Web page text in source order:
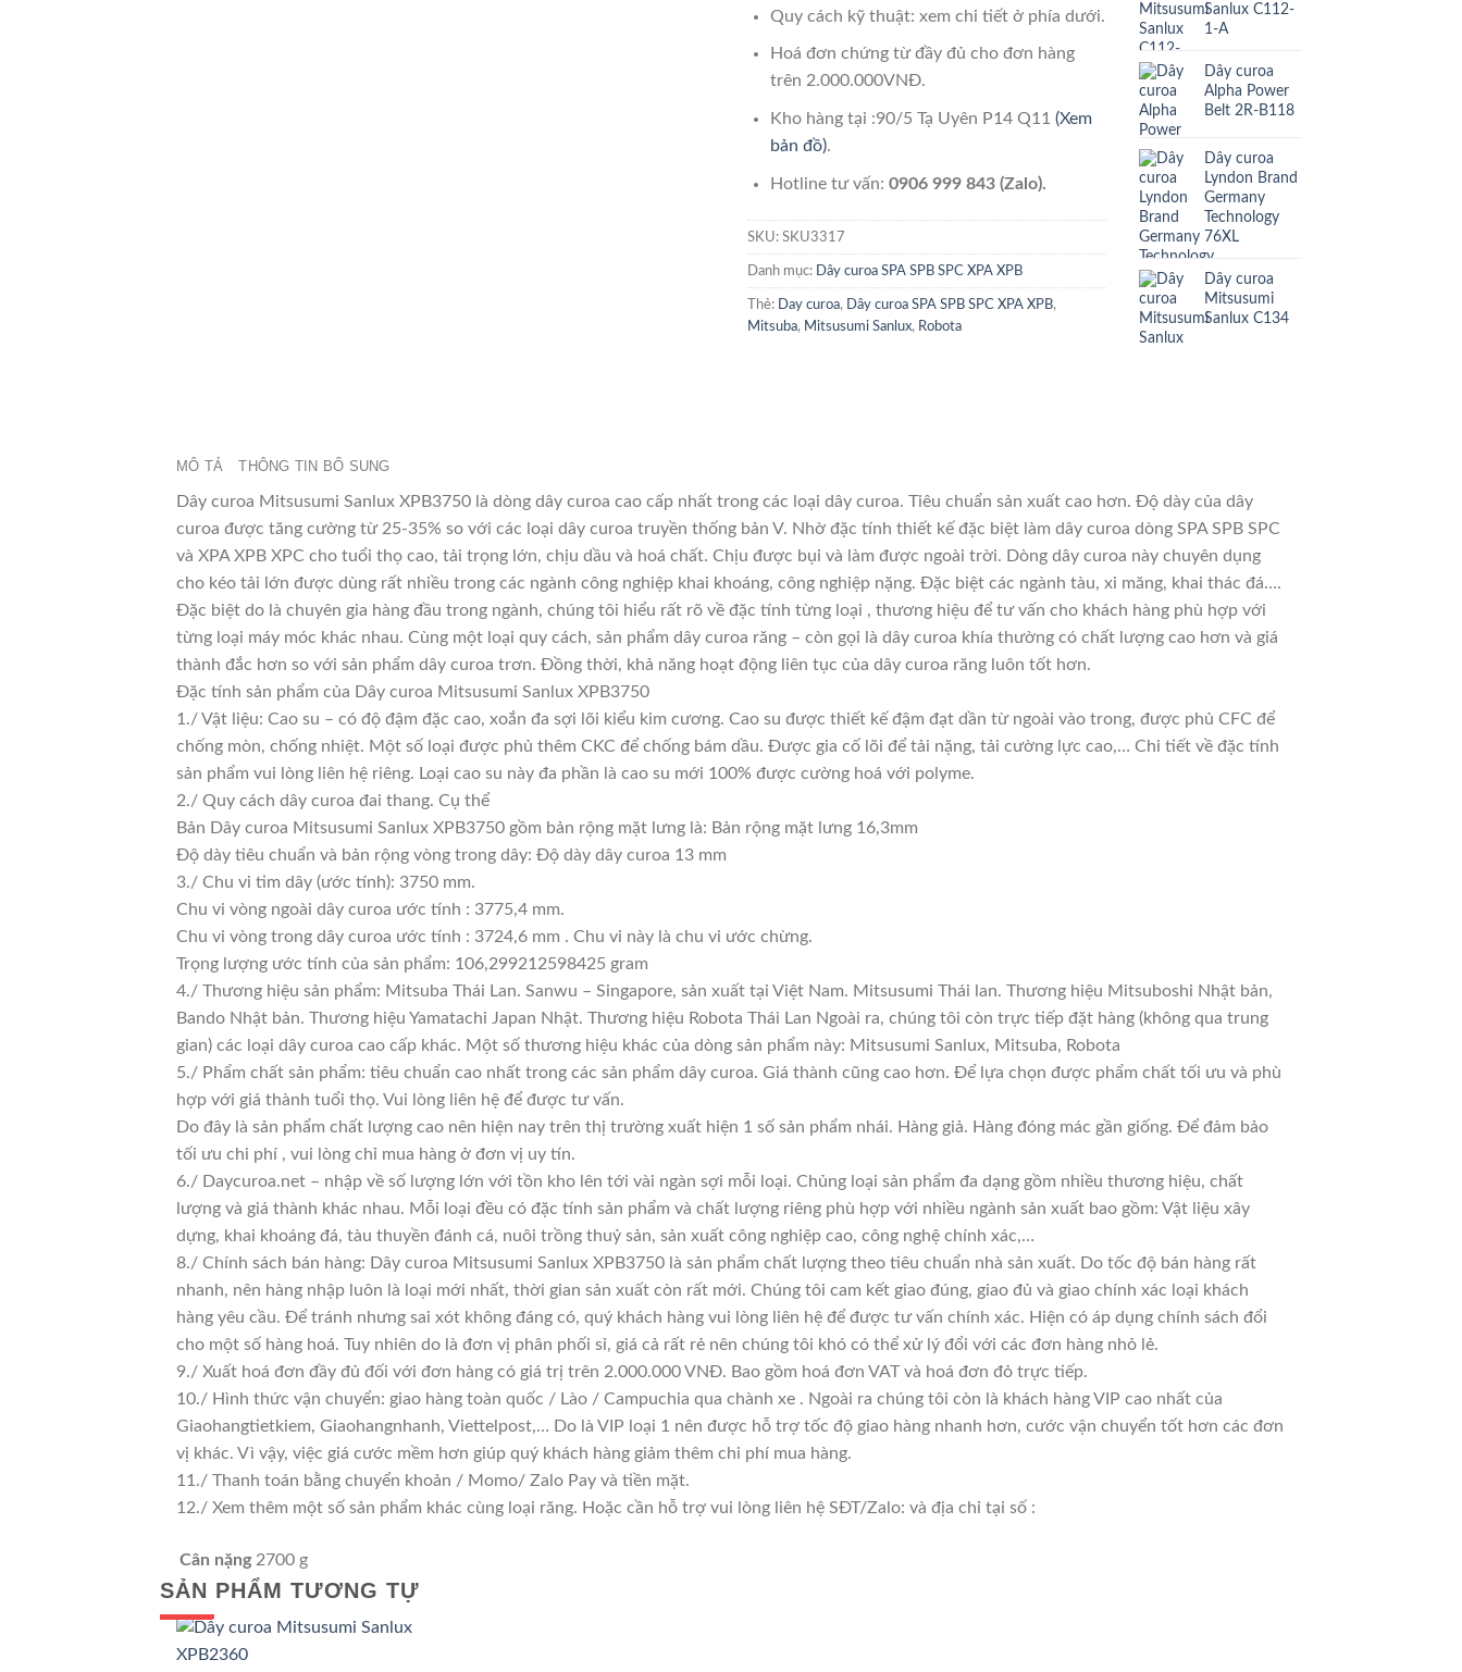
Quy cách kỹ thuật: xem chi tiết ở phía dưới.
Hoá đơn chứng từ đầy đủ cho đơn hàng
trên 2.000.000VNĐ.
Kho hàng tại :90/5 Tạ Uyên P14 Q11 (Xem
bản đồ).
Hotline tư vấn: 0906 999 843 (Zalo).
SKU: SKU3317
Danh mục: Dây curoa SPA SPB SPC XPA XPB
Thẻ: Day curoa, Dây curoa SPA SPB SPC XPA XPB,
Mitsuba, Mitsusumi Sanlux, Robota
Sanlux C112-
1-A
Dây curoa
Alpha Power
Belt 2R-B118
Dây curoa
Lyndon Brand
Germany
Technology
76XL
Dây curoa
Mitsusumi
Sanlux C134
MÔ TẢ THÔNG TIN BỔ SUNG
Dây curoa Mitsusumi Sanlux XPB3750 là dòng dây curoa cao cấp nhất trong các loại dây curoa. Tiêu chuẩn sản xuất cao hơn. Độ dày của dây
curoa được tăng cường từ 25-35% so với các loại dây curoa truyền thống bản V. Nhờ đặc tính thiết kế đặc biệt làm dây curoa dòng SPA SPB SPC
và XPA XPB XPC cho tuổi thọ cao, tải trọng lớn, chịu dầu và hoá chất. Chịu được bụi và làm được ngoài trời. Dòng dây curoa này chuyên dụng
cho kéo tải lớn được dùng rất nhiều trong các ngành công nghiệp khai khoáng, công nghiệp nặng. Đặc biệt các ngành tàu, xi măng, khai thác đá….
Đặc biệt do là chuyên gia hàng đầu trong ngành, chúng tôi hiểu rất rõ về đặc tính từng loại , thương hiệu để tư vấn cho khách hàng phù hợp với
từng loại máy móc khác nhau. Cùng một loại quy cách, sản phẩm dây curoa răng – còn gọi là dây curoa khía thường có chất lượng cao hơn và giá
thành đắc hơn so với sản phẩm dây curoa trơn. Đồng thời, khả năng hoạt động liên tục của dây curoa răng luôn tốt hơn.
Đặc tính sản phẩm của Dây curoa Mitsusumi Sanlux XPB3750
1./ Vật liệu: Cao su – có độ đậm đặc cao, xoắn đa sợi lõi kiểu kim cương. Cao su được thiết kế đậm đạt dần từ ngoài vào trong, được phủ CFC để
chống mòn, chống nhiệt. Một số loại được phủ thêm CKC để chống bám dầu. Được gia cố lõi để tải nặng, tải cường lực cao,… Chi tiết về đặc tính
sản phẩm vui lòng liên hệ riêng. Loại cao su này đa phần là cao su mới 100% được cường hoá với polyme.
2./ Quy cách dây curoa đai thang. Cụ thể
Bản Dây curoa Mitsusumi Sanlux XPB3750 gồm bản rộng mặt lưng là: Bản rộng mặt lưng 16,3mm
Độ dày tiêu chuẩn và bản rộng vòng trong dây: Độ dày dây curoa 13 mm
3./ Chu vi tim dây (ước tính): 3750 mm.
Chu vi vòng ngoài dây curoa ước tính : 3775,4 mm.
Chu vi vòng trong dây curoa ước tính : 3724,6 mm . Chu vi này là chu vi ước chừng.
Trọng lượng ước tính của sản phẩm: 106,299212598425 gram
4./ Thương hiệu sản phẩm: Mitsuba Thái Lan. Sanwu – Singapore, sản xuất tại Việt Nam. Mitsusumi Thái lan. Thương hiệu Mitsuboshi Nhật bản,
Bando Nhật bản. Thương hiệu Yamatachi Japan Nhật. Thương hiệu Robota Thái Lan Ngoài ra, chúng tôi còn trực tiếp đặt hàng (không qua trung
gian) các loại dây curoa cao cấp khác. Một số thương hiệu khác của dòng sản phẩm này: Mitsusumi Sanlux, Mitsuba, Robota
5./ Phẩm chất sản phẩm: tiêu chuẩn cao nhất trong các sản phẩm dây curoa. Giá thành cũng cao hơn. Để lựa chọn được phẩm chất tối ưu và phù
hợp với giá thành tuổi thọ. Vui lòng liên hệ để được tư vấn.
Do đây là sản phẩm chất lượng cao nên hiện nay trên thị trường xuất hiện 1 số sản phẩm nhái. Hàng giả. Hàng đóng mác gần giống. Để đảm bảo
tối ưu chi phí , vui lòng chỉ mua hàng ở đơn vị uy tín.
6./ Daycuroa.net – nhập về số lượng lớn với tồn kho lên tới vài ngàn sợi mỗi loại. Chủng loại sản phẩm đa dạng gồm nhiều thương hiệu, chất
lượng và giá thành khác nhau. Mỗi loại đều có đặc tính sản phẩm và chất lượng riêng phù hợp với nhiều ngành sản xuất bao gồm: Vật liệu xây
dựng, khai khoáng đá, tàu thuyền đánh cá, nuôi trồng thuỷ sản, sản xuất công nghiệp cao, công nghệ chính xác,…
8./ Chính sách bán hàng: Dây curoa Mitsusumi Sanlux XPB3750 là sản phẩm chất lượng theo tiêu chuẩn nhà sản xuất. Do tốc độ bán hàng rất
nhanh, nên hàng nhập luôn là loại mới nhất, thời gian sản xuất còn rất mới. Chúng tôi cam kết giao đúng, giao đủ và giao chính xác loại khách
hàng yêu cầu. Để tránh nhưng sai xót không đáng có, quý khách hàng vui lòng liên hệ để được tư vấn chính xác. Hiện có áp dụng chính sách đổi
cho một số hàng hoá. Tuy nhiên do là đơn vị phân phối sỉ, giá cả rất rẻ nên chúng tôi khó có thể xử lý đổi với các đơn hàng nhỏ lẻ.
9./ Xuất hoá đơn đầy đủ đối với đơn hàng có giá trị trên 2.000.000 VNĐ. Bao gồm hoá đơn VAT và hoá đơn đỏ trực tiếp.
10./ Hình thức vận chuyển: giao hàng toàn quốc / Lào / Campuchia qua chành xe . Ngoài ra chúng tôi còn là khách hàng VIP cao nhất của
Giaohangtietkiem, Giaohangnhanh, Viettelpost,… Do là VIP loại 1 nên được hỗ trợ tốc độ giao hàng nhanh hơn, cước vận chuyển tốt hơn các đơn
vị khác. Vì vậy, việc giá cước mềm hơn giúp quý khách hàng giảm thêm chi phí mua hàng.
11./ Thanh toán bằng chuyển khoản / Momo/ Zalo Pay và tiền mặt.
12./ Xem thêm một số sản phẩm khác cùng loại răng. Hoặc cần hỗ trợ vui lòng liên hệ SĐT/Zalo: và địa chỉ tại số :
Cân nặng 2700 g
SẢN PHẨM TƯƠNG TỰ
GIÁ TỐT
GIÁ SỈ